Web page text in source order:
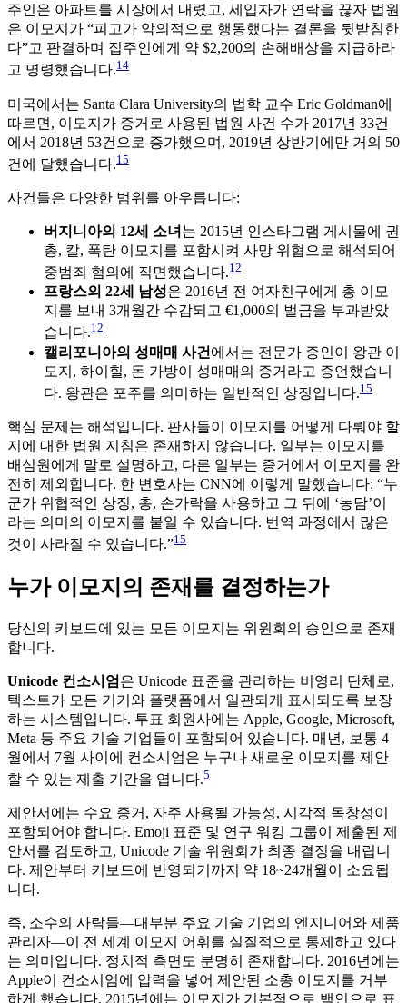
주인은 아파트를 시장에서 내렸고, 세입자가 연락을 끊자 법원
은 이모지가 “피고가 악의적으로 행동했다는 결론을 뒷받침한
다”고 판결하며 집주인에게 약 $2,200의 손해배상을 지급하라
고 명령했습니다.14
미국에서는 Santa Clara University의 법학 교수 Eric Goldman에
따르면, 이모지가 증거로 사용된 법원 사건 수가 2017년 33건
에서 2018년 53건으로 증가했으며, 2019년 상반기에만 거의 50
건에 달했습니다.15
사건들은 다양한 범위를 아우릅니다:
버지니아의 12세 소녀 는 2015년 인스타그램 게시물에 권
총, 칼, 폭탄 이모지를 포함시켜 사망 위협으로 해석되어
중범죄 혐의에 직면했습니다.12
프랑스의 22세 남성은 2016년 전 여자친구에게 총 이모
지를 보내 3개월간 수감되고 €1,000의 벌금을 부과받았
습니다.12
캘리포니아의 성매매 사건 에서는 전문가 증인이 왕관 이
모지, 하이힐, 돈 가방이 성매매의 증거라고 증언했습니
다. 왕관은 포주를 의미하는 일반적인 상징입니다.15
핵심 문제는 해석입니다. 판사들이 이모지를 어떻게 다뤄야 할
지에 대한 법원 지침은 존재하지 않습니다. 일부는 이모지를
배심원에게 말로 설명하고, 다른 일부는 증거에서 이모지를 완
전히 제외합니다. 한 변호사는 CNN에 이렇게 말했습니다: “누
군가 위협적인 상징, 총, 손가락을 사용하고 그 뒤에 ‘농담’이
라는 의미의 이모지를 붙일 수 있습니다. 번역 과정에서 많은
것이 사라질 수 있습니다.”15
누가 이모지의 존재를 결정하는가
당신의 키보드에 있는 모든 이모지는 위원회의 승인으로 존재
합니다.
Unicode 컨소시엄 은 Unicode 표준을 관리하는 비영리 단체로,
텍스트가 모든 기기와 플랫폼에서 일관되게 표시되도록 보장
하는 시스템입니다. 투표 회원사에는 Apple, Google, Microsoft,
Meta 등 주요 기술 기업들이 포함되어 있습니다. 매년, 보통 4
월에서 7월 사이에 컨소시엄은 누구나 새로운 이모지를 제안
할 수 있는 제출 기간을 엽니다.5
제안서에는 수요 증거, 자주 사용될 가능성, 시각적 독창성이
포함되어야 합니다. Emoji 표준 및 연구 워킹 그룹이 제출된 제
안서를 검토하고, Unicode 기술 위원회가 최종 결정을 내립니
다. 제안부터 키보드에 반영되기까지 약 18~24개월이 소요됩
니다.
즉, 소수의 사람들—대부분 주요 기술 기업의 엔지니어와 제품
관리자—이 전 세계 이모지 어휘를 실질적으로 통제하고 있다
는 의미입니다. 정치적 측면도 분명히 존재합니다. 2016년에는
Apple이 컨소시엄에 압력을 넣어 제안된 소총 이모지를 거부
하게 했습니다. 2015년에는 이모지가 기본적으로 백인으로 표